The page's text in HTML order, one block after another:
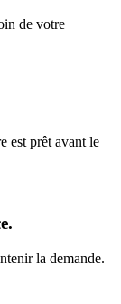
de votre
est prêt avant le
la demande.